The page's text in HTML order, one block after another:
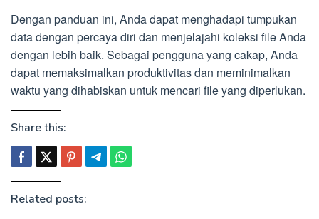
Dengan panduan ini, Anda dapat menghadapi tumpukan
data dengan percaya diri dan menjelajahi koleksi file Anda
dengan lebih baik. Sebagai pengguna yang cakap, Anda
dapat memaksimalkan produktivitas dan meminimalkan
waktu yang dihabiskan untuk mencari file yang diperlukan.
Share this:
Related posts: